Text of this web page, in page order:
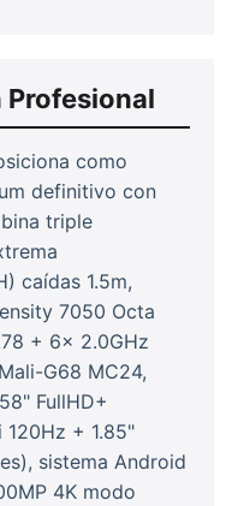
Profesional
como
definitivo con
triple
caídas 1.5m,
7050 Octa
+ 6x 2.0GHz
G68 MC24,
FullHD+
+ 1.85"
sistema Android
4K modo